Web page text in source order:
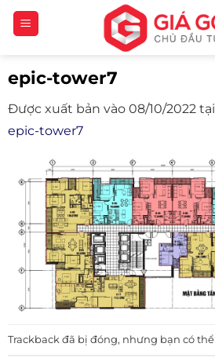
Bỏ
qua
dung
epic-tower7
Được xuất bản vào 08/10/2022 tại
epic-tower7
Trackback đã bị đóng, nhưng bạn có thể